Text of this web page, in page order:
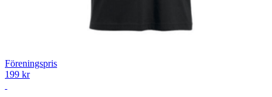
Föreningspris
199 kr